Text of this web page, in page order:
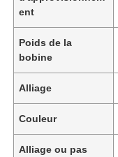
ent
Poids de la
bobine
Alliage
Couleur
Alliage ou pas